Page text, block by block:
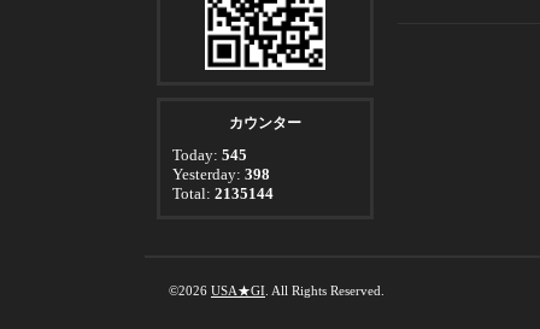
カウンター
Today: 545
Yesterday: 398
Total: 2135144
©2026 USA★GI . All Rights Reserved.